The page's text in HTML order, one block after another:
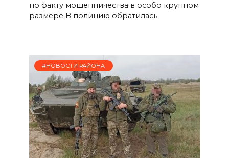
по факту мошенничества в особо крупном
размере В полицию обратилась
#НОВОСТИ РАЙОНА